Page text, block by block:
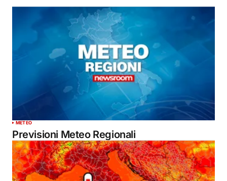
METEO
Previsioni Meteo Regionali